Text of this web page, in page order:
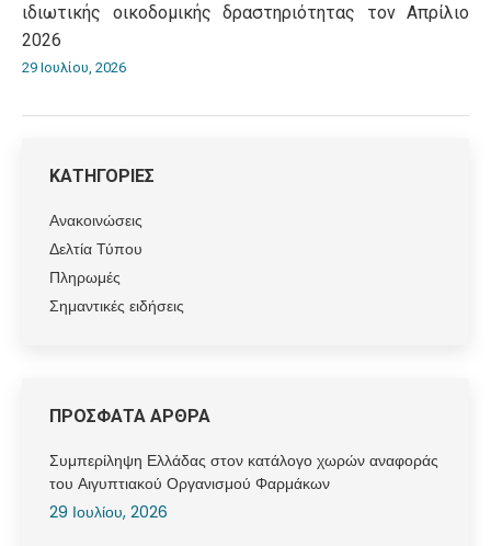
ιδιωτικής οικοδομικής δραστηριότητας τον Απρίλιο
2026
29 Ιουλίου, 2026
ΚΑΤΗΓΟΡΙΕΣ
Ανακοινώσεις
Δελτία Τύπου
Πληρωμές
Σημαντικές ειδήσεις
ΠΡΟΣΦΑΤΑ ΑΡΘΡΑ
Συμπερίληψη Ελλάδας στον κατάλογο χωρών αναφοράς
του Αιγυπτιακού Οργανισμού Φαρμάκων
29 Ιουλίου, 2026